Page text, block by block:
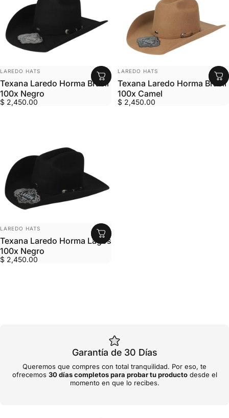
MARCA:
LAREDO HATS
Texana Laredo Horma Brasil
100x Negro
$ 2,450.00
MARCA:
LAREDO HATS
Texana Laredo Horma Brasil
100x Camel
$ 2,450.00
MARCA:
LAREDO HATS
Texana Laredo Horma Lagos
100x Negro
$ 2,450.00
Garantía de 30 Días
Queremos que compres con total tranquilidad. Por eso, te
ofrecemos 30 días completos para probar tu productodesde el
momento en que lo recibes.